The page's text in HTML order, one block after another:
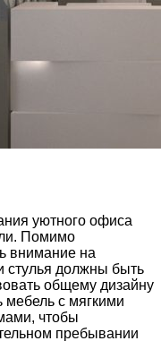
уютного офиса
Помимо
внимание на
стулья должны быть
общему дизайну
с мягкими
чтобы
пребывании